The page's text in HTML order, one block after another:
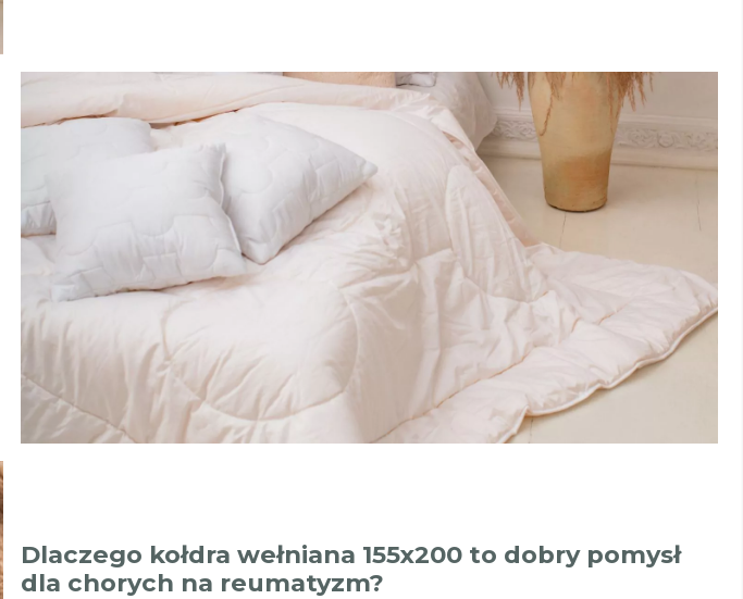
Dlaczego kołdra wełniana 155x200 to dobry pomysł
dla chorych na reumatyzm?